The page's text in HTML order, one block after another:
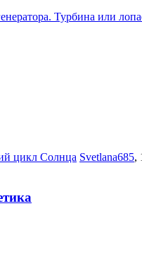
Турбина или
цикл Солнца Svetlana685,